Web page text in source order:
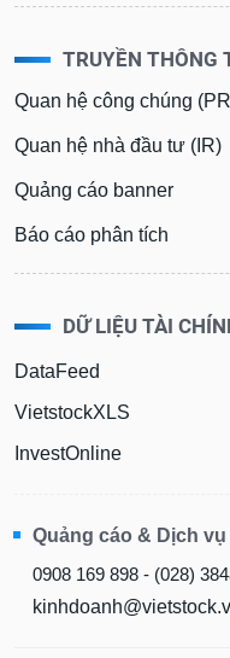
TRUYỀN THÔNG
Quan hệ công chúng
Quan hệ nhà đầu tư (IR)
Quảng cáo banner
Báo cáo phân tích
DỮ LIỆU TÀI
DataFeed
VietstockXLS
InvestOnline
Quảng cáo & Dịch vụ
0908 169 898 - (028)
phân
tích
(-)
Thuật
ngữ
(-)
(-)
Đào
tài
chính